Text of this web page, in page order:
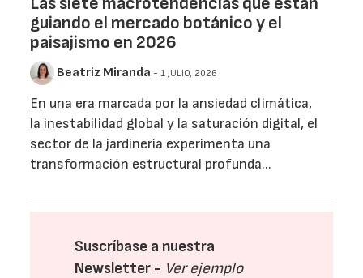
guiando el mercado botánico y el
paisajismo en 2026
Beatriz Miranda - 1 JULIO, 2026
En una era marcada por la ansiedad climática,
la inestabilidad global y la saturación digital, el
sector de la jardinería experimenta una
transformación estructural profunda...
Suscríbase a nuestra
Newsletter - Ver ejemplo